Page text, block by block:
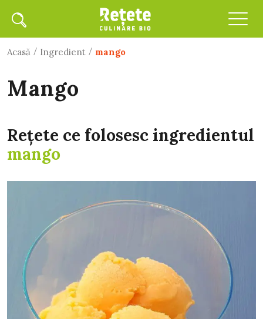
Acasă / Ingredient / mango
mango
Rețete ce folosesc ingredientul
mango